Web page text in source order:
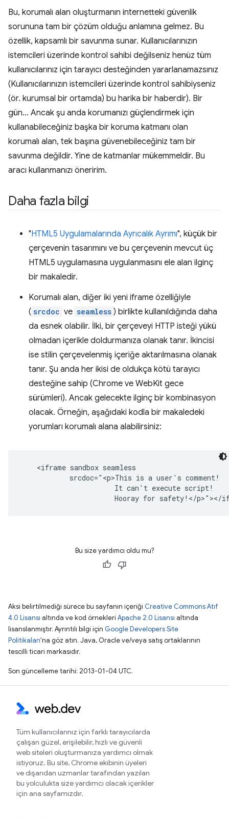
Bu, korumalı alan oluşturmanın internetteki güvenlik
sorununa tam bir çözüm olduğu anlamına gelmez. Bu
özellik, kapsamlı bir savunma sunar. Kullanıcılarınızın
istemcileri üzerinde kontrol sahibi değilseniz henüz tüm
kullanıcılarınız için tarayıcı desteğinden yararlanamazsınız
(Kullanıcılarınızın istemcileri üzerinde kontrol sahibiyseniz
(ör. kurumsal bir ortamda) bu harika bir haberdir). Bir
gün… Ancak şu anda korumanızı güçlendirmek için
kullanabileceğiniz başka bir koruma katmanı olan
korumalı alan, tek başına güvenebileceğiniz tam bir
savunma değildir. Yine de katmanlar mükemmeldir. Bu
aracı kullanmanızı öneririm.
Daha fazla bilgi
"HTML5 Uygulamalarında Ayrıcalık Ayrımı", küçük bir
çerçevenin tasarımını ve bu çerçevenin mevcut üç
HTML5 uygulamasına uygulanmasını ele alan ilginç
bir makaledir.
Korumalı alan, diğer iki yeni iframe özelliğiyle
( srcdoc ve seamless ) birlikte kullanıldığında daha
da esnek olabilir. İlki, bir çerçeveyi HTTP isteği yükü
olmadan içerikle doldurmanıza olanak tanır. İkincisi
ise stilin çerçevelenmiş içeriğe aktarılmasına olanak
tanır. Şu anda her ikisi de oldukça kötü tarayıcı
desteğine sahip (Chrome ve WebKit gece
sürümleri). Ancak gelecekte ilginç bir kombinasyon
olacak. Örneğin, aşağıdaki kodla bir makaledeki
yorumları korumalı alana alabilirsiniz:
    <iframe sandbox seamless
            srcdoc="<p>This is a user's comment!
                       It can't execute script!
Bu size yardımcı oldu mu?
Aksi belirtilmediği sürece bu sayfanın içeriği Creative Commons Atıf
4.0 Lisansı altında ve kod örnekleri Apache 2.0 Lisansı altında
lisanslanmıştır. Ayrıntılı bilgi için Google Developers Site
Politikaları'na göz atın. Java, Oracle ve/veya satış ortaklarının
tescilli ticari markasıdır.
Son güncelleme tarihi: 2013-01-04 UTC.
Tüm kullanıcılarınız için farklı tarayıcılarda
çalışan güzel, erişilebilir, hızlı ve güvenli
web siteleri oluşturmanıza yardımcı olmak
istiyoruz. Bu site, Chrome ekibinin üyeleri
ve dışarıdan uzmanlar tarafından yazılan
bu yolculukta size yardımcı olacak içerikler
için ana sayfamızdır.